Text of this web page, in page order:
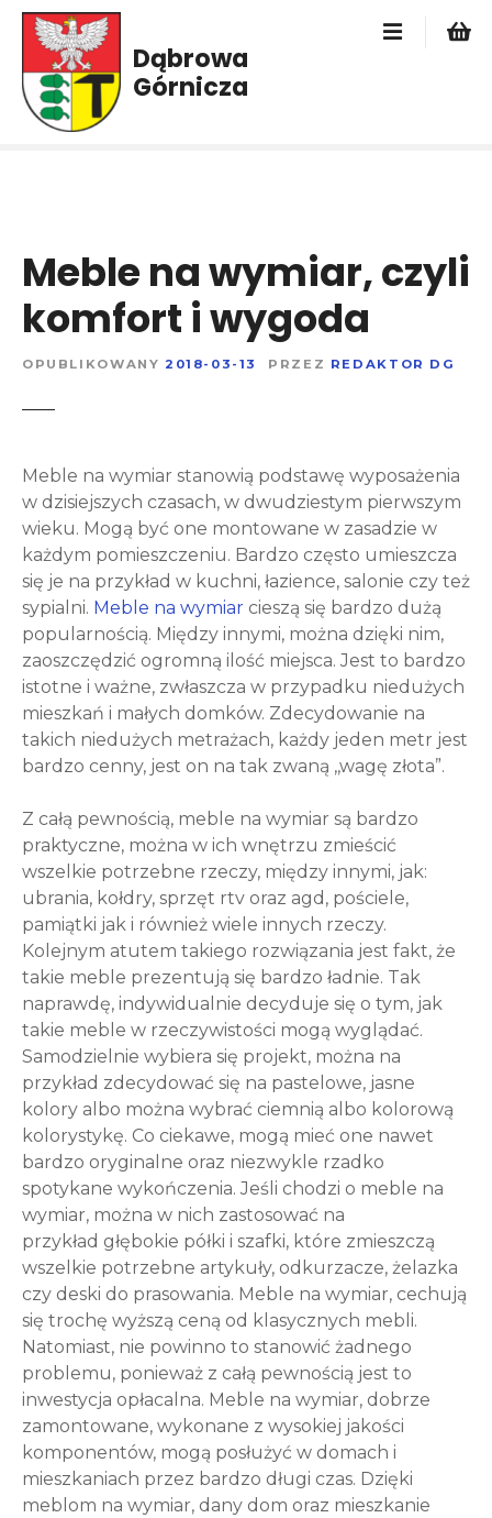
Dąbrowa
Górnicza
Meble na wymiar, czyli
komfort i wygoda
OPUBLIKOWANY 2018-03-13 PRZEZ REDAKTOR DG
Meble na wymiar stanowią podstawę wyposażenia
w dzisiejszych czasach, w dwudziestym pierwszym
wieku. Mogą być one montowane w zasadzie w
każdym pomieszczeniu. Bardzo często umieszcza
się je na przykład w kuchni, łazience, salonie czy też
sypialni. Meble na wymiar cieszą się bardzo dużą
popularnością. Między innymi, można dzięki nim,
zaoszczędzić ogromną ilość miejsca. Jest to bardzo
istotne i ważne, zwłaszcza w przypadku niedużych
mieszkań i małych domków. Zdecydowanie na
takich niedużych metrażach, każdy jeden metr jest
bardzo cenny, jest on na tak zwaną ,,wagę złota”.
Z całą pewnością, meble na wymiar są bardzo
praktyczne, można w ich wnętrzu zmieścić
wszelkie potrzebne rzeczy, między innymi, jak:
ubrania, kołdry, sprzęt rtv oraz agd, pościele,
pamiątki jak i również wiele innych rzeczy.
Kolejnym atutem takiego rozwiązania jest fakt, że
takie meble prezentują się bardzo ładnie. Tak
naprawdę, indywidualnie decyduje się o tym, jak
takie meble w rzeczywistości mogą wyglądać.
Samodzielnie wybiera się projekt, można na
przykład zdecydować się na pastelowe, jasne
kolory albo można wybrać ciemnią albo kolorową
kolorystykę. Co ciekawe, mogą mieć one nawet
bardzo oryginalne oraz niezwykle rzadko
spotykane wykończenia. Jeśli chodzi o meble na
wymiar, można w nich zastosować na
przykład głębokie półki i szafki, które zmieszczą
wszelkie potrzebne artykuły, odkurzacze, żelazka
czy deski do prasowania. Meble na wymiar, cechują
się trochę wyższą ceną od klasycznych mebli.
Natomiast, nie powinno to stanowić żadnego
problemu, ponieważ z całą pewnością jest to
inwestycja opłacalna. Meble na wymiar, dobrze
zamontowane, wykonane z wysokiej jakości
komponentów, mogą posłużyć w domach i
mieszkaniach przez bardzo długi czas. Dzięki
meblom na wymiar, dany dom oraz mieszkanie